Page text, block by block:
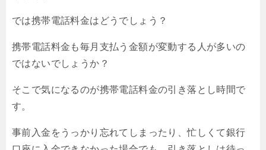
では携帯電話料金はどうでしょう？
携帯電話料金も毎月支払う金額が変動する人が多いの
ではないでしょうか？
そこで気になるのが携帯電話料金の引き落とし時間で
す。
事前入金をうっかり忘れてしまったり、忙しくて銀行